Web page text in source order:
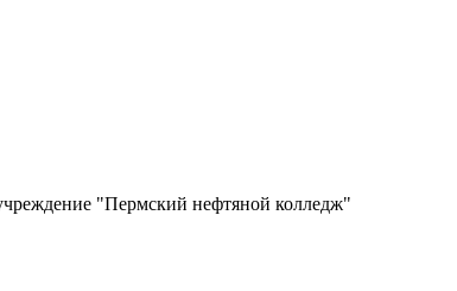
"Пермский нефтяной колледж"